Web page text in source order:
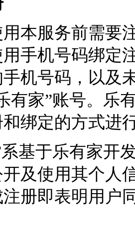
本服务前需要
手机号码绑定
机号码，以及
有家”账号。乐
绑定的方式进
基于乐有家开
及使用其个人
注册即表明用户